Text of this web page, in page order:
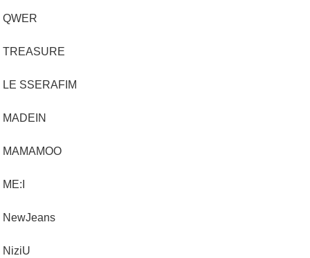
QWER
TREASURE
LE SSERAFIM
MADEIN
MAMAMOO
ME:I
NewJeans
NiziU